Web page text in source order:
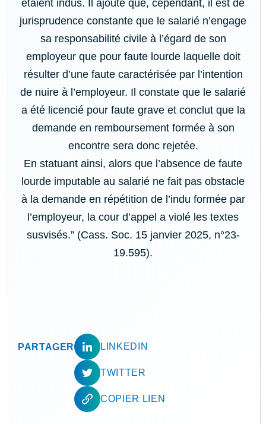
étaient indus. Il ajoute que, cependant, il est de
jurisprudence constante que le salarié n’engage
sa responsabilité civile à l’égard de son
employeur que pour faute lourde laquelle doit
résulter d’une faute caractérisée par l’intention
de nuire à l’employeur. Il constate que le salarié
a été licencié pour faute grave et conclut que la
demande en remboursement formée à son
encontre sera donc rejetée.
En statuant ainsi, alors que l’absence de faute
lourde imputable au salarié ne fait pas obstacle
à la demande en répétition de l’indu formée par
l’employeur, la cour d’appel a violé les textes
susvisés.” (Cass. Soc. 15 janvier 2025, n°23-
19.595).
PARTAGER LINKEDIN
TWITTER
COPIER LIEN